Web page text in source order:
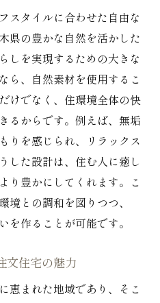
スタイルに合わせた自由な
県の豊かな自然を活かした
しを実現するための大きな
ら、自然素材を使用するこ
けでなく、住環境全体の快
るからです。例えば、無垢
りを感じられ、リラックス
した設計は、住む人に癒し
り豊かにしてくれます。こ
境との調和を図りつつ、
を作ることが可能です。
文住宅の魅力
恵まれた地域であり、そこ